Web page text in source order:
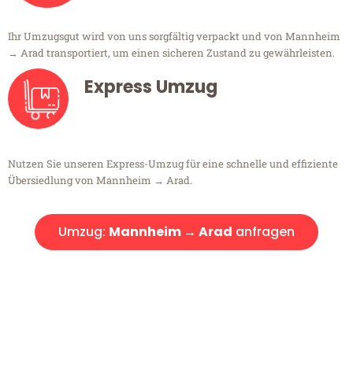
Ihr Umzugsgut wird von uns sorgfältig verpackt und von Mannheim
→ Arad transportiert, um einen sicheren Zustand zu gewährleisten.
Express Umzug
Nutzen Sie unseren Express-Umzug für eine schnelle und effiziente
Übersiedlung von Mannheim → Arad.
Umzug: Mannheim → Arad anfragen